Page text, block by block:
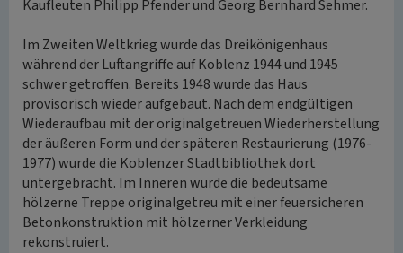
Kaufleuten Philipp Pfender und Georg Bernhard Sehmer.
Im Zweiten Weltkrieg wurde das Dreikönigenhaus
während der Luftangriffe auf Koblenz 1944 und 1945
schwer getroffen. Bereits 1948 wurde das Haus
provisorisch wieder aufgebaut. Nach dem endgültigen
Wiederaufbau mit der originalgetreuen Wiederherstellung
der äußeren Form und der späteren Restaurierung (1976-
1977) wurde die Koblenzer Stadtbibliothek dort
untergebracht. Im Inneren wurde die bedeutsame
hölzerne Treppe originalgetreu mit einer feuersicheren
Betonkonstruktion mit hölzerner Verkleidung
rekonstruiert.